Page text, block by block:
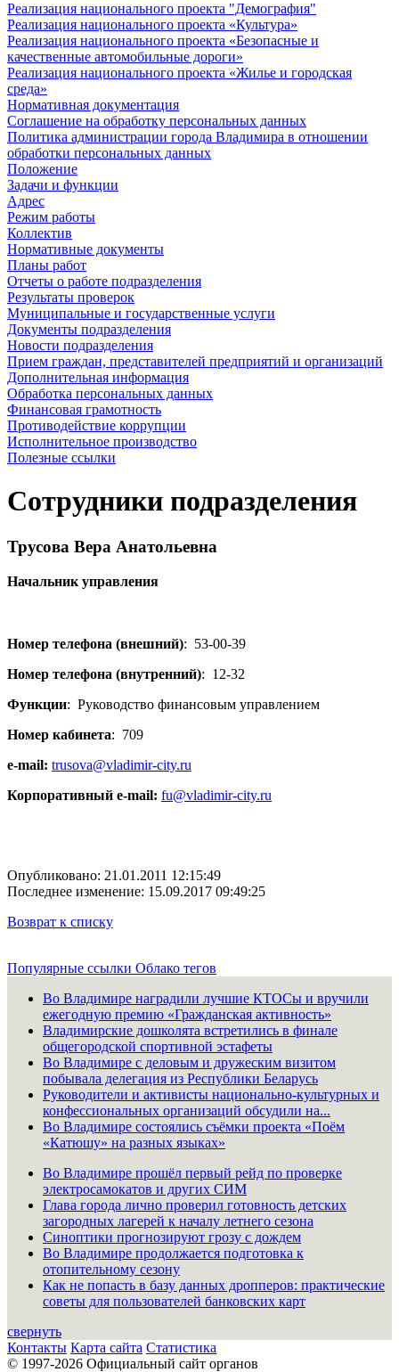
Реализация национального проекта "Демография"
Реализация национального проекта «Культура»
Реализация национального проекта «Безопасные и
качественные автомобильные дороги»
Реализация национального проекта «Жилье и городская
среда»
Нормативная документация
Соглашение на обработку персональных данных
Политика администрации города Владимира в отношении
обработки персональных данных
Положение
Задачи и функции
Адрес
Режим работы
Коллектив
Нормативные документы
Планы работ
Отчеты о работе подразделения
Результаты проверок
Муниципальные и государственные услуги
Документы подразделения
Новости подразделения
Прием граждан, представителей предприятий и организаций
Дополнительная информация
Обработка персональных данных
Финансовая грамотность
Противодействие коррупции
Исполнительное производство
Полезные ссылки
Сотрудники подразделения
Трусова Вера Анатольевна
Начальник управления
Номер телефона (внешний): 53-00-39
Номер телефона (внутренний): 12-32
Функции: Руководство финансовым управлением
Номер кабинета: 709
e-mail: trusova@vladimir-city.ru
Корпоративный e-mail: fu@vladimir-city.ru
Опубликовано: 21.01.2011 12:15:49
Последнее изменение: 15.09.2017 09:49:25
Возврат к списку
Популярные ссылки Облако тегов
Во Владимире наградили лучшие КТОСы и вручили
ежегодную премию «Гражданская активность»
Владимирские дошколята встретились в финале
общегородской спортивной эстафеты
Во Владимире с деловым и дружеским визитом
побывала делегация из Республики Беларусь
Руководители и активисты национально-культурных и
конфессиональных организаций обсудили на...
Во Владимире состоялись съёмки проекта «Поём
«Катюшу» на разных языках»
Во Владимире прошёл первый рейд по проверке
электросамокатов и других СИМ
Глава города лично проверил готовность детских
загородных лагерей к началу летнего сезона
Синоптики прогнозируют грозу с дождем
Во Владимире продолжается подготовка к
отопительному сезону
Как не попасть в базу данных дропперов: практические
советы для пользователей банковских карт
свернуть
Контакты Карта сайта Статистика
© 1997-2026 Официальный сайт органов